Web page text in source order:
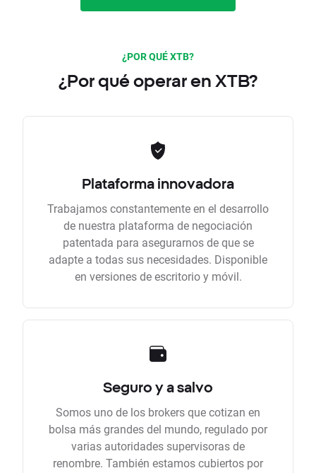
¿POR QUÉ XTB?
¿Por qué operar en XTB?
Plataforma innovadora
Trabajamos constantemente en el desarrollo
de nuestra plataforma de negociación
patentada para asegurarnos de que se
adapte a todas sus necesidades. Disponible
en versiones de escritorio y móvil.
Seguro y a salvo
Somos uno de los brokers que cotizan en
bolsa más grandes del mundo, regulado por
varias autoridades supervisoras de
renombre. También estamos cubiertos por